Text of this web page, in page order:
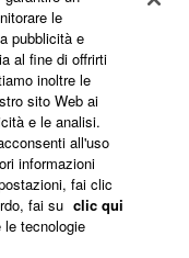
SILK creata
importante del
frutto di
ai famosi e
5043, i
Neve Designs
facile da usare,
di fondo agli
chiarezza,
le
pubblicità e
al fine di offrirti
inoltre le
sito Web ai
e le analisi.
all'uso
informazioni
fai clic
fai su clic qui
tecnologie